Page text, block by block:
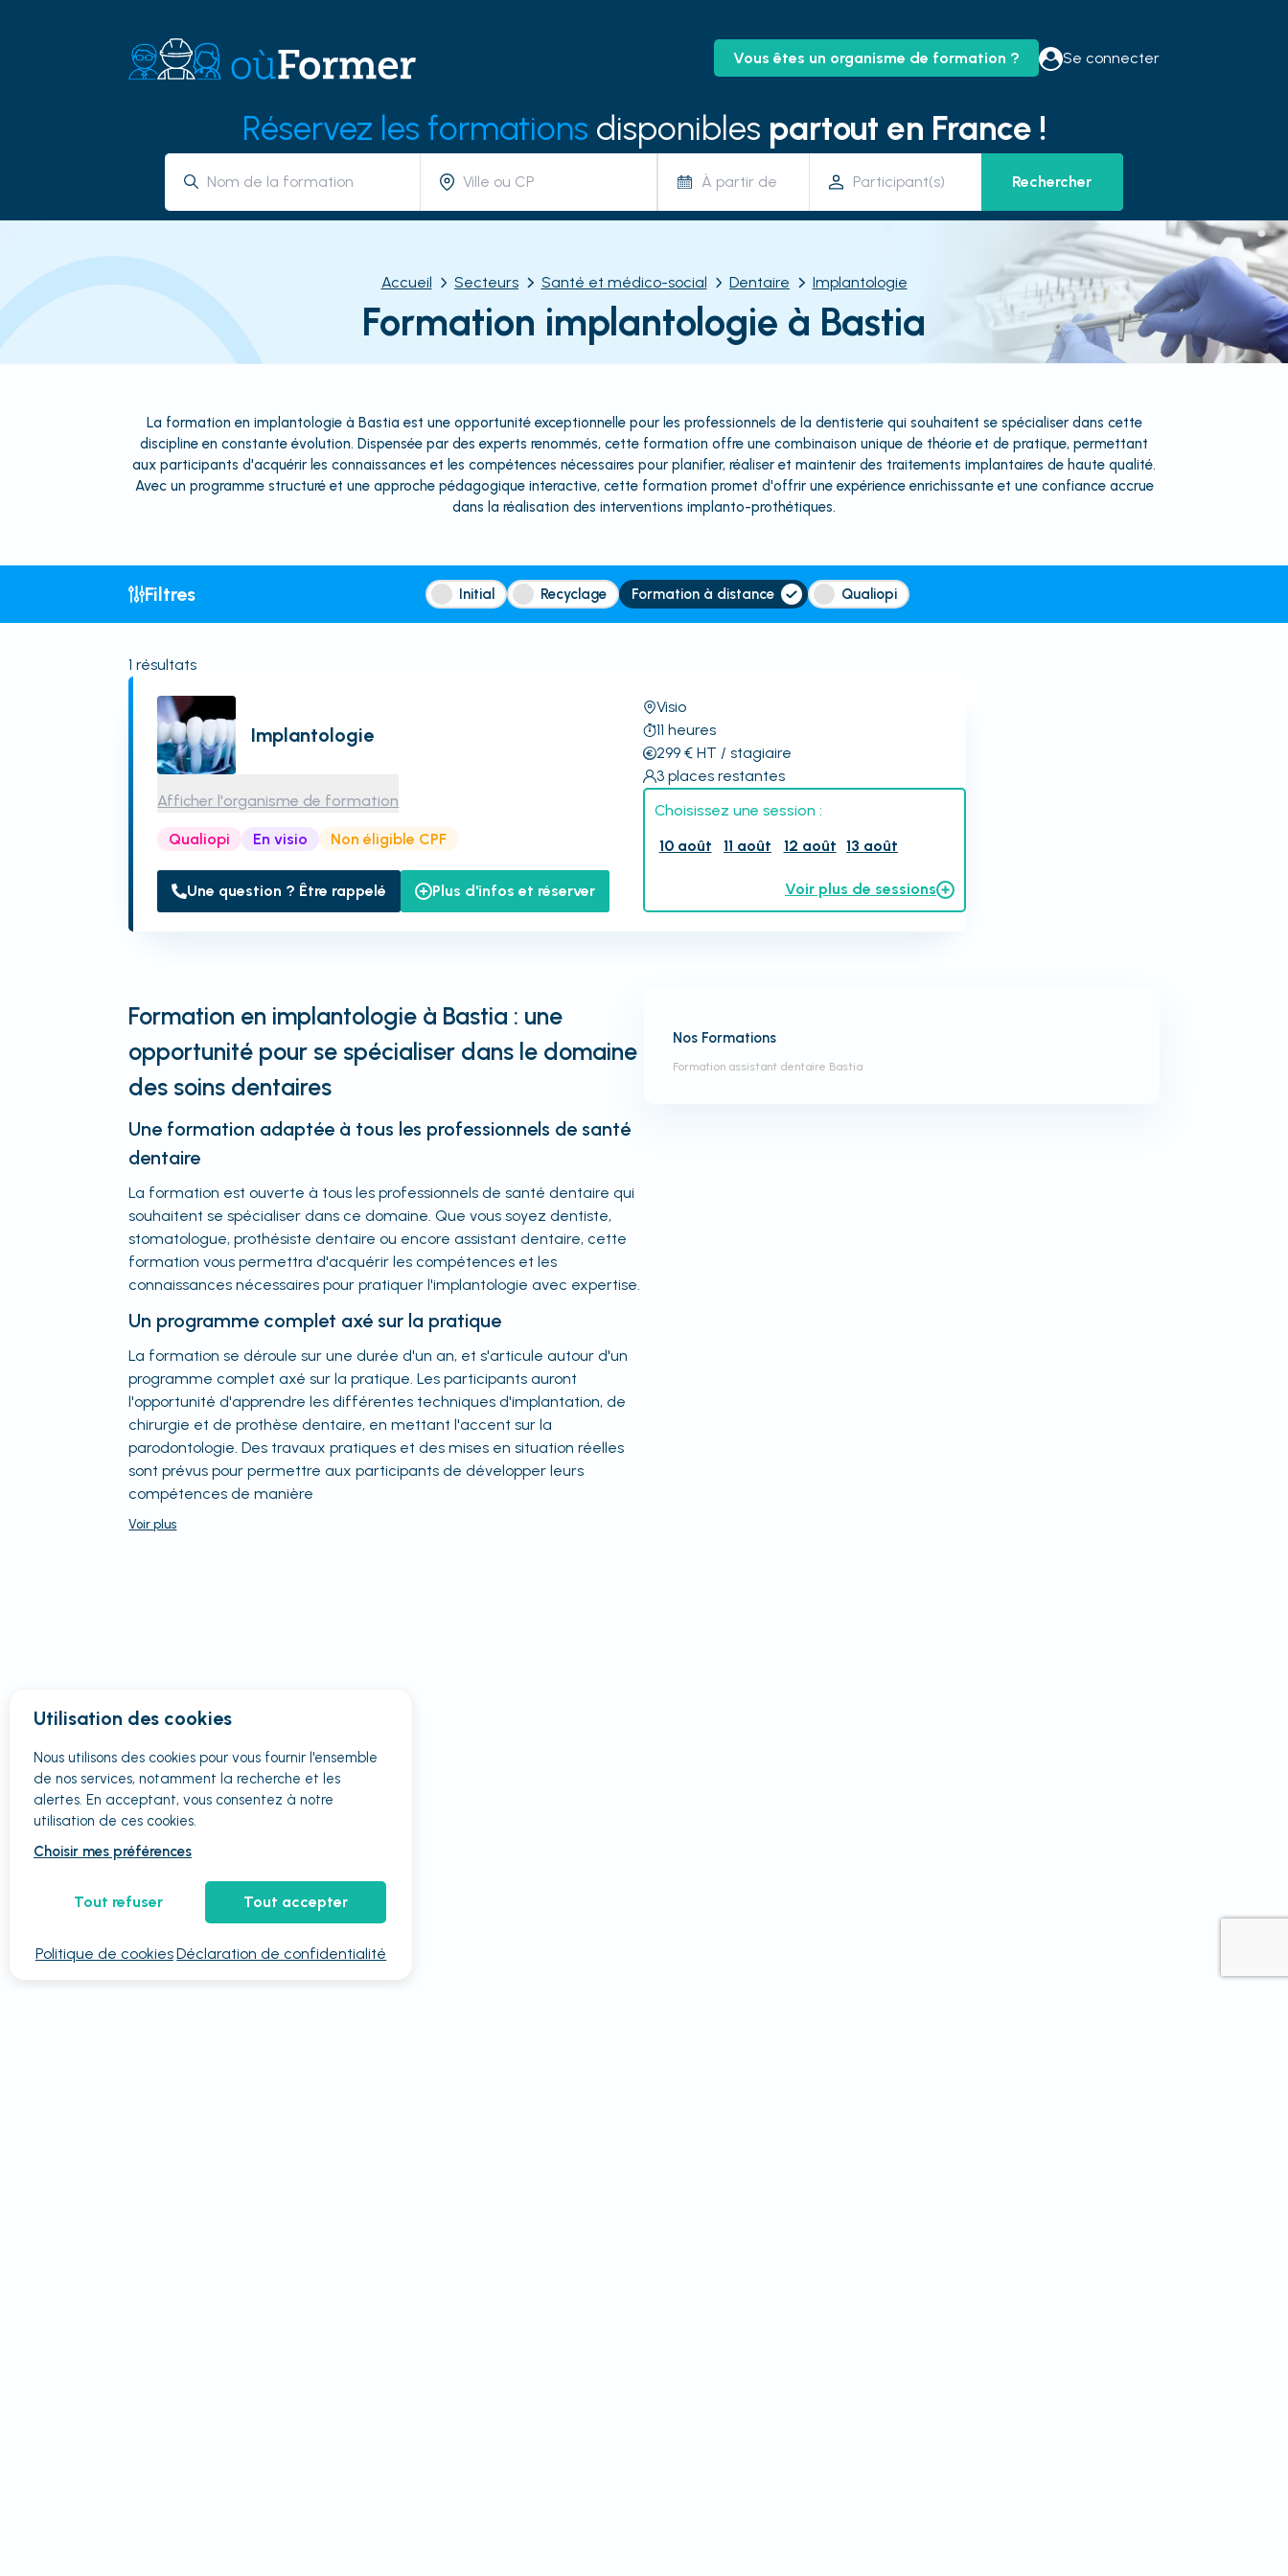
Vous êtes un organisme de formation ? Se connecter
Réservez les formations disponibles partout en France !
À partir de Rechercher
Accueil Secteurs Santé et médico-social Dentaire Implantologie
Formation implantologie à Bastia
La formation en implantologie à Bastia est une opportunité exceptionnelle pour les professionnels de la dentisterie qui souhaitent se spécialiser dans cette
discipline en constante évolution. Dispensée par des experts renommés, cette formation offre une combinaison unique de théorie et de pratique, permettant
aux participants d'acquérir les connaissances et les compétences nécessaires pour planifier, réaliser et maintenir des traitements implantaires de haute qualité.
Avec un programme structuré et une approche pédagogique interactive, cette formation promet d'offrir une expérience enrichissante et une confiance accrue
dans la réalisation des interventions implanto-prothétiques.
Filtres Initial Recyclage Formation à distance Qualiopi
1 résultats
Implantologie
Afficher l'organisme de formation
Qualiopi En visio Non éligible CPF
Une question ? Être rappelé Plus d'infos et réserver
Visio
11 heures
299€ HT / stagiaire
3 places restantes
Choisissez une session :
10 août
11 août 12 août 13 août
Voir plus de sessions
Formation en implantologie à Bastia : une
opportunité pour se spécialiser dans le domaine
des soins dentaires
Une formation adaptée à tous les professionnels de santé
dentaire
La formation est ouverte à tous les professionnels de santé dentaire qui
souhaitent se spécialiser dans ce domaine. Que vous soyez dentiste,
stomatologue, prothésiste dentaire ou encore assistant dentaire, cette
formation vous permettra d'acquérir les compétences et les
connaissances nécessaires pour pratiquer l'implantologie avec expertise.
Un programme complet axé sur la pratique
La formation se déroule sur une durée d'un an, et s'articule autour d'un
programme complet axé sur la pratique. Les participants auront
l'opportunité d'apprendre les différentes techniques d'implantation, de
chirurgie et de prothèse dentaire, en mettant l'accent sur la
parodontologie. Des travaux pratiques et des mises en situation réelles
sont prévus pour permettre aux participants de développer leurs
compétences de manière
Voirplus
Nos Formations
Formation assistant dentaire Bastia
Utilisation des cookies
Nous utilisons des cookies pour vous fournir l'ensemble
de nos services, notamment la recherche et les
alertes. En acceptant, vous consentez à notre
utilisation de ces cookies.
Choisir mes préférences
Tout refuser Tout accepter
Politique de cookiesDéclaration de confidentialité